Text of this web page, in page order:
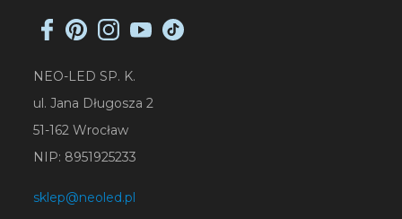
NEO-LED SP. K.
ul. Jana Długosza 2
51-162 Wrocław
NIP: 8951925233
sklep@neoled.pl